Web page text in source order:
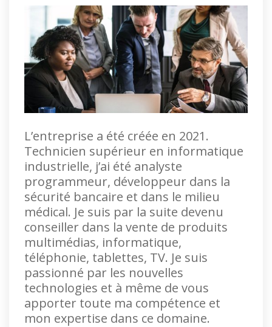
L’entreprise a été créée en 2021.
Technicien supérieur en informatique
industrielle, j’ai été analyste
programmeur, développeur dans la
sécurité bancaire et dans le milieu
médical. Je suis par la suite devenu
conseiller dans la vente de produits
multimédias, informatique,
téléphonie, tablettes, TV. Je suis
passionné par les nouvelles
technologies et à même de vous
apporter toute ma compétence et
mon expertise dans ce domaine.